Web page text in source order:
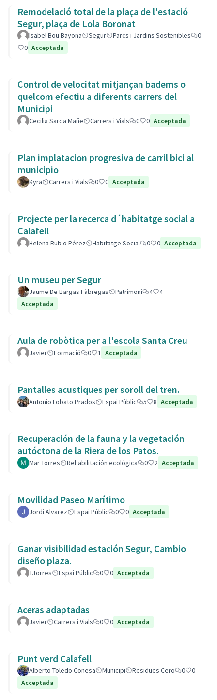
Remodelació total de la plaça de l'estació
Segur, plaça de Lola Boronat
Isabel Bou Bayona Segur Parcs i Jardins Sostenibles
0
0 Acceptada
Control de velocitat mitjançan badems o
quelcom efectiu a diferents carrers del
Municipi
Cecilia Sarda Mañe Carrers i Vials 0 0 Acceptada
Plan implatacion progresiva de carril bici al
municipio
Kyra Carrers i Vials 0 0 Acceptada
Projecte per la recerca d´habitatge social a
Calafell
Helena Rubio Pérez Habitatge Social 0 0 Acceptada
Un museu per Segur
Jaume De Bargas Fàbregas Patrimoni 4
4
Acceptada
Aula de robòtica per a l'escola Santa Creu
Javier Formació 0 1 Acceptada
Pantalles acustiques per soroll del tren.
Antonio Lobato Prados Espai Públic 5 8 Acceptada
Recuperación de la fauna y la vegetación
autóctona de la Riera de los Patos.
Mar Torres Rehabilitación ecológica 0 2 Acceptada
Movilidad Paseo Marítimo
Jordi Alvarez Espai Públic 0 0 Acceptada
Ganar visibilidad estación Segur, Cambio
diseño plaza.
T.Torres Espai Públic 0 0 Acceptada
Aceras adaptadas
Javier Carrers i Vials 0 0 Acceptada
Punt verd Calafell
Alberto Toledo Conesa Municipi Residuos Cero 0
0
Acceptada